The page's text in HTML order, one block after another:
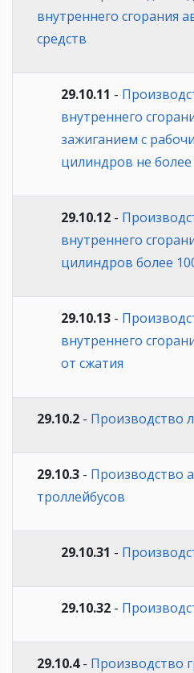
внутреннего сгорания
средств
29.10.11 -
внутреннего
зажиганием с
цилиндров не более
29.10.12 -
внутреннего
цилиндров более
29.10.13 -
внутреннего
от сжатия
29.10.2 - Производство
29.10.3 - Производство
троллейбусов
29.10.31 -
29.10.32 -
29.10.4- Производство